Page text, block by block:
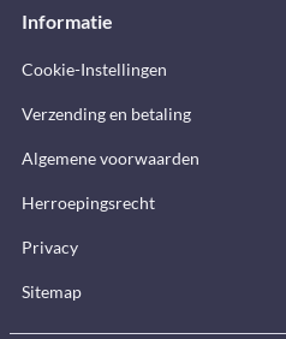
Informatie
Cookie-Instellingen
Verzending en betaling
Algemene voorwaarden
Herroepingsrecht
Privacy
Sitemap